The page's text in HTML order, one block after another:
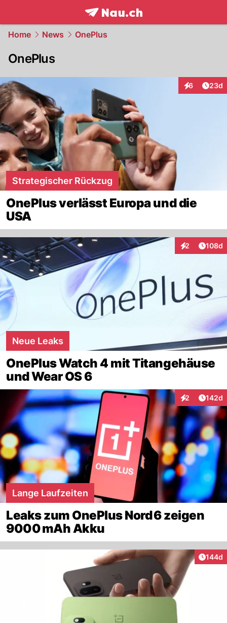
frontpage.NAU.ch
Home News OnePlus
OnePlus
6
Interaktionen
23d
Strategischer Rückzug
OnePlus verlässt Europa und die
USA
2
Interaktionen
108d
Neue Leaks
OnePlus Watch 4 mit Titangehäuse
und Wear OS 6
2
Interaktionen
142d
Lange Laufzeiten
Leaks zum OnePlus Nord 6 zeigen
9000 mAh Akku
144d